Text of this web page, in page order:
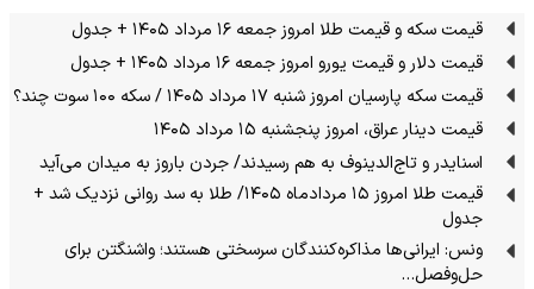
قیمت سکه و قیمت طلا امروز جمعه ۱۶ مرداد ۱۴۰۵ + جدول
قیمت دلار و قیمت یورو امروز جمعه ۱۶ مرداد ۱۴۰۵ + جدول
قیمت سکه پارسیان امروز شنبه ۱۷ مرداد ۱۴۰۵ / سکه ۱۰۰ سوت چند؟
قیمت دینار عراق، امروز پنجشنبه ۱۵ مرداد ۱۴۰۵
اسنایدر و تاج‌الدینوف به هم رسیدند/ جردن باروز به میدان می‌آید
قیمت طلا امروز ۱۵ مردادماه ۱۴۰۵/ طلا به سد روانی نزدیک شد +
جدول
ونس: ایرانی‌ها مذاکره‌کنندگان سرسختی هستند؛ واشنگتن برای
حل‌وفصل…